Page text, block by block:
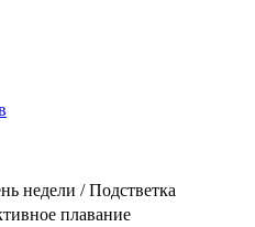
недели / Подстветка
плавание